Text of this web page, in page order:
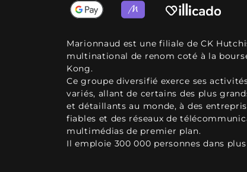
Marionnaud est une filiale de CK
multinational de renom coté à la
Kong.
Ce groupe diversifié exerce ses
variés, allant de certains des plus
et détaillants au monde, à des
fiables et des réseaux de
multimédias de premier plan.
Il emploie 300 000 personnes dans